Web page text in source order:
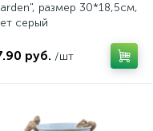
размер 30*18,5см,
серый
руб. /шт